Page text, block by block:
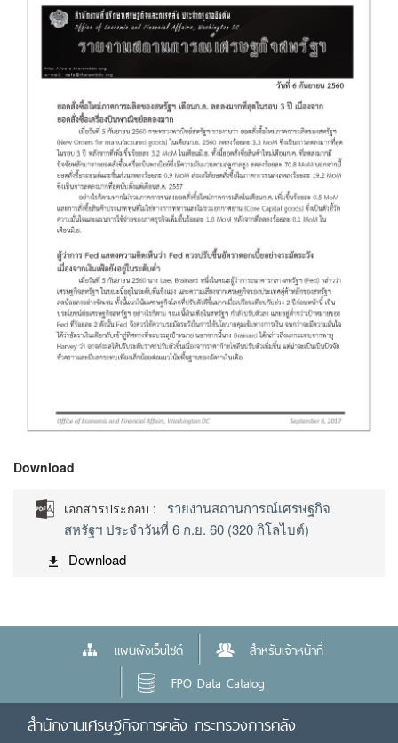
Download
เอกสารประกอบ :
รายงานสถานการณ์เศรษฐกิจ
สหรัฐฯ ประจำวันที่ 6 ก.ย. 60 (320 กิโลไบต์)
Download
แผนผังเว็บไซต์
สำหรับเจ้าหน้าที่
FPO Data Catalog
สำนักงานเศรษฐกิจการคลัง กระทรวงการคลัง